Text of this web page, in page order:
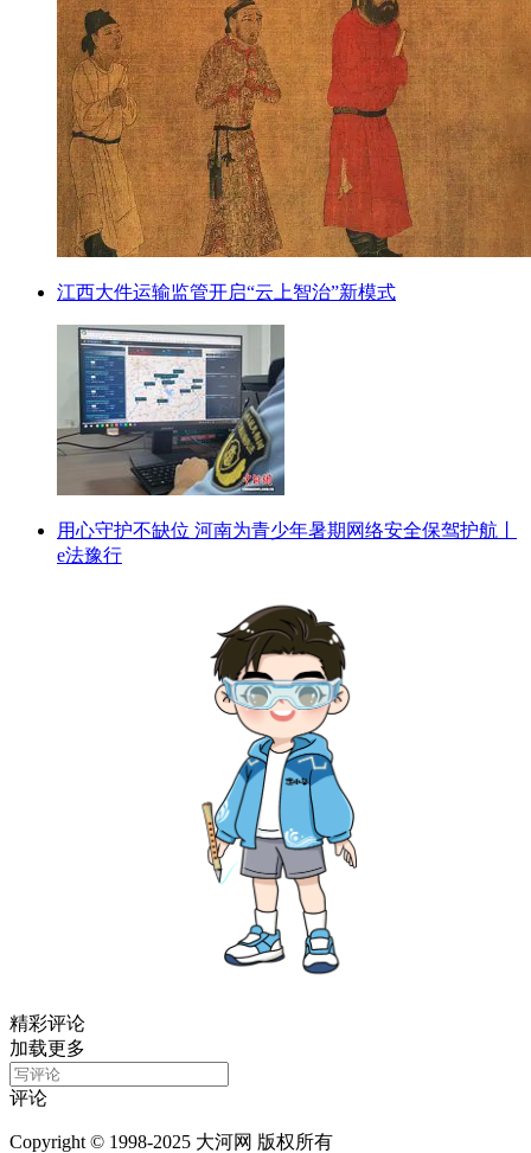
江西大件运输监管开启“云上智治”新模式
用心守护不缺位 河南为青少年暑期网络安全保驾护航丨
e法豫行
精彩评论
加载更多
评论
Copyright © 1998-2025 大河网 版权所有